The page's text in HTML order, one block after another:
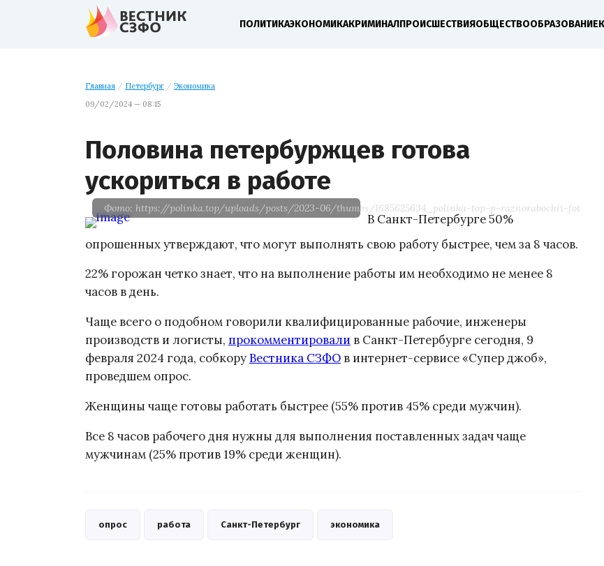
ПОЛИТИКАЭКОНОМИКАКРИМИНАЛПРОИСШЕСТВИЯОБЩЕСТВООБРАЗОВАНИЕ
Главная / Петербург / Экономика
09/02/2024 — 08:15
Половина петербуржцев готова
ускориться в работе
Фото: https://polinka.top/uploads/posts/2023-06/thumbs/1685625634_polinka-top-p-raznorabochii-foto-
В Санкт-Петербурге 50%
опрошенных утверждают, что могут выполнять свою работу быстрее, чем за 8 часов.
22% горожан четко знает, что на выполнение работы им необходимо не менее 8
часов в день.
Чаще всего о подобном говорили квалифицированные рабочие, инженеры
производств и логисты, прокомментировали в Санкт-Петербурге сегодня, 9
февраля 2024 года, собкоруВестника СЗФО в интернет-сервисе «Супер джоб»,
проведшем опрос.
Женщины чаще готовы работать быстрее (55% против 45% среди мужчин).
Все 8 часов рабочего дня нужны для выполнения поставленных задач чаще
мужчинам (25% против 19% среди женщин).
опрос работа Санкт-Петербург экономика